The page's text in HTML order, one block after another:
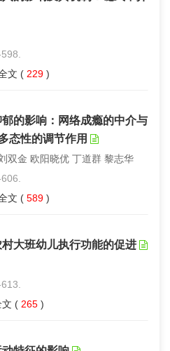
文 ( 229 )
的影响：网络成瘾的中介与
态性的调节作用
双金 欧阳晓优 丁道群 黎志华
文 ( 589 )
大班幼儿执行功能的促进
( 265 )